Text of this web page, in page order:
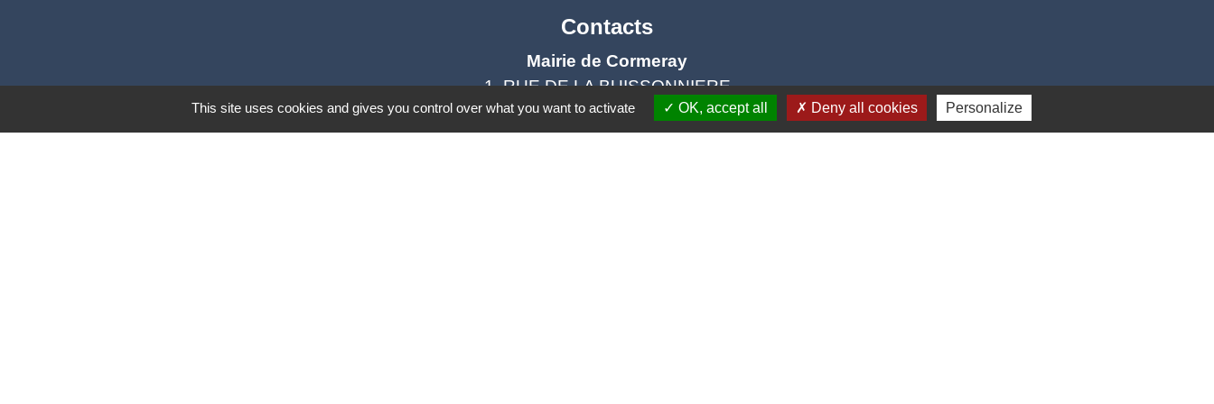
Contacts
Mairie de Cormeray
1, RUE DE LA BUISSONNIERE
41120 Cormeray - FRANCE
+33 2 54 44 26 19
This site uses cookies and gives you control over what you want to activate OK, accept all Deny all cookies Personalize